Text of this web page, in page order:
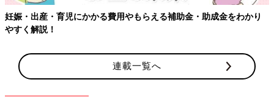
妊娠・出産・育児にかかる費用やもらえる補助金・助成金をわかり
やすく解説！
連載一覧へ